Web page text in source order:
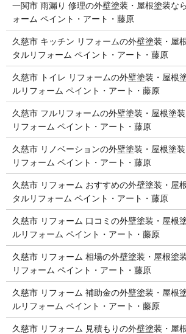
一関市 雨漏り 修理の外壁塗装・屋根塗装な
ォーム ペイント・アート・藤原
久慈市 キッチン リフォームの外壁塗装・屋
タルリフォーム ペイント・アート・藤原
久慈市 トイレ リフォームの外壁塗装・屋根
ルリフォーム ペイント・アート・藤原
久慈市 フルリフォームの外壁塗装・屋根塗
リフォーム ペイント・アート・藤原
久慈市 リノベーションの外壁塗装・屋根塗
リフォーム ペイント・アート・藤原
久慈市 リフォーム おすすめの外壁塗装・屋
タルリフォーム ペイント・アート・藤原
久慈市 リフォーム 口コミの外壁塗装・屋根
ルリフォーム ペイント・アート・藤原
久慈市 リフォーム 相場の外壁塗装・屋根塗
リフォーム ペイント・アート・藤原
久慈市 リフォーム 補助金の外壁塗装・屋根
ルリフォーム ペイント・アート・藤原
久慈市 リフォーム 見積もりの外壁塗装・屋